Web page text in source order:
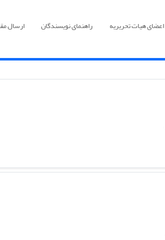
اعضای هیات تحریریه راهنمای نویسندگان ارسال